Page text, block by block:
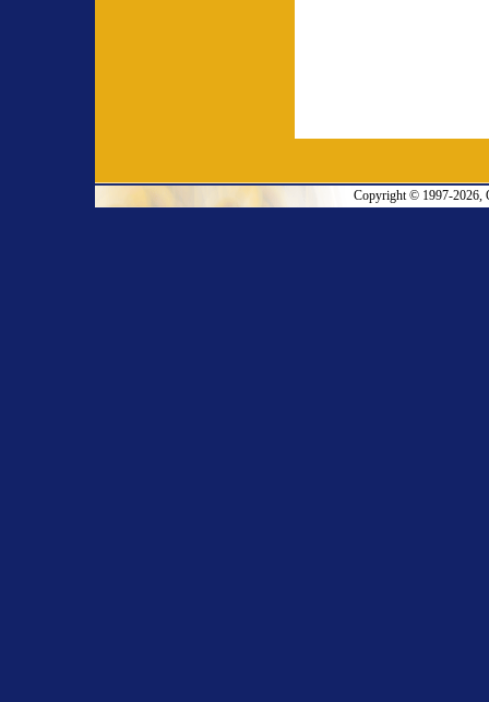
Copyright © 1997-